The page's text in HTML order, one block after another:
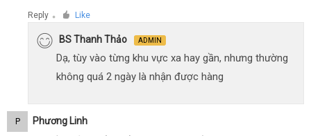
Reply ● Like
BS Thanh Thảo ADMIN
Dạ, tùy vào từng khu vực xa hay gần, nhưng thường
không quá 2 ngày là nhận được hàng
P Phương Linh